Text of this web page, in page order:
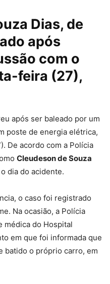
Dias, de
após
com o
feira (27),
após ser baleado por um
poste de energia elétrica,
De acordo com a Polícia
Cleudeson de Souza
dia do acidente.
o caso foi registrado
Na ocasião, a Polícia
médica do Hospital
em que foi informada que
batido o próprio carro, em